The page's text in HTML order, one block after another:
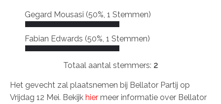
Gegard Mousasi (50%, 1 Stemmen)
Fabian Edwards (50%, 1 Stemmen)
Totaal aantal stemmers: 2
Het gevecht zal plaatsnemen bij Bellator Partij op
Vrijdag 12 Mei. Bekijk hier meer informatie over Bellator